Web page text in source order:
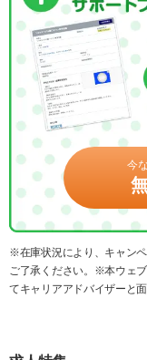
今
※在庫状況により、キャン
ご了承ください。※本ウェ
てキャリアアドバイザーと